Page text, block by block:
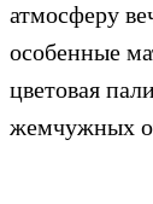
атмосферу
особенные
цветовая
жемчужных